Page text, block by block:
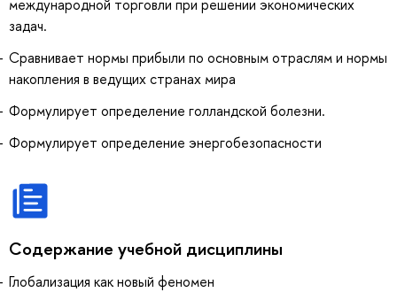
международной торговли при решении экономических
задач.
Сравнивает нормы прибыли по основным отраслям и нормы
накопления в ведущих странах мира
Формулирует определение голландской болезни.
Формулирует определение энергобезопасности
Содержание учебной дисциплины
Глобализация как новый феномен